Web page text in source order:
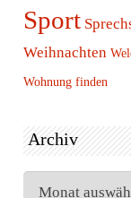
Sport
Weihnachten
Wohnung finden
Archiv
Archiv